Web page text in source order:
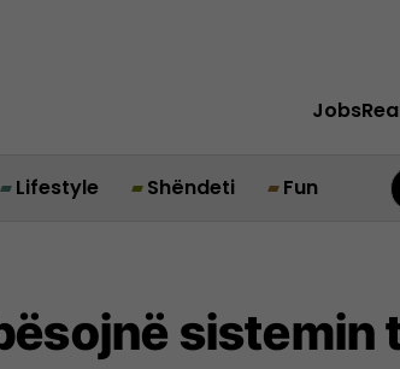
Jobs
Lifestyle Shëndeti Fun
sistemin